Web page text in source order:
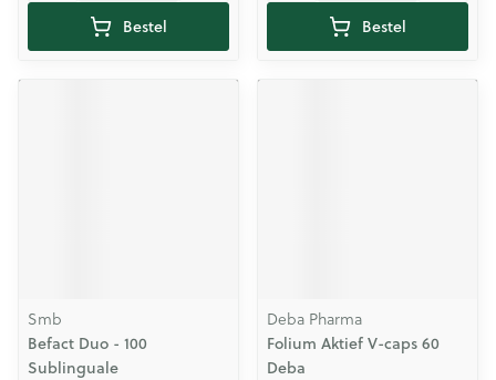
Bestel Bestel
Smb
Befact Duo - 100
Sublinguale
Deba Pharma
Folium Aktief V-caps 60
Deba